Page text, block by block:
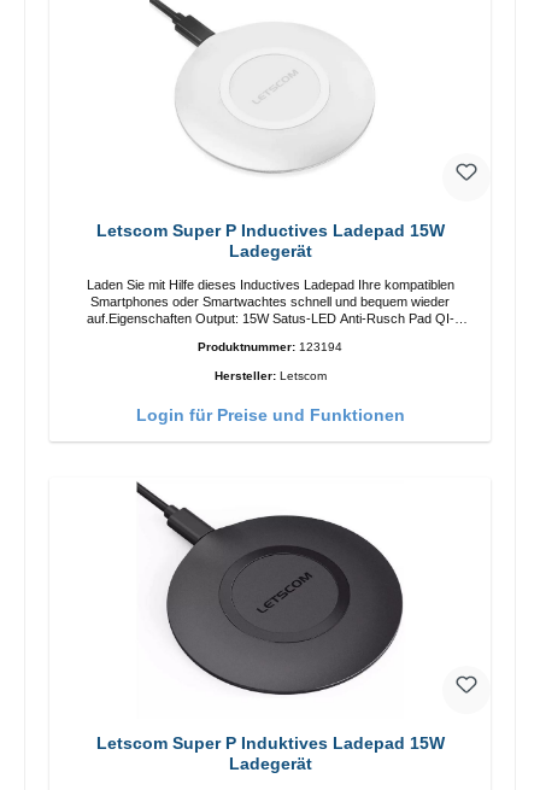
Letscom Super P Inductives Ladepad 15W
Ladegerät
Laden Sie mit Hilfe dieses Inductives Ladepad Ihre kompatiblen
Smartphones oder Smartwachtes schnell und bequem wieder
auf.Eigenschaften Output: 15W Satus-LED Anti-Rusch Pad QI-
Produktnummer: 123194
Hersteller: Letscom
Login für Preise und Funktionen
Letscom Super P Induktives Ladepad 15W
Ladegerät